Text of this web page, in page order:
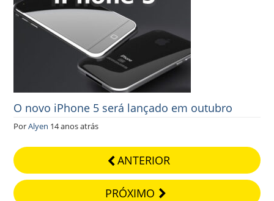
O novo iPhone 5 será lançado em outubro
PorAlyen 14 anos atrás
ANTERIOR
PRÓXIMO